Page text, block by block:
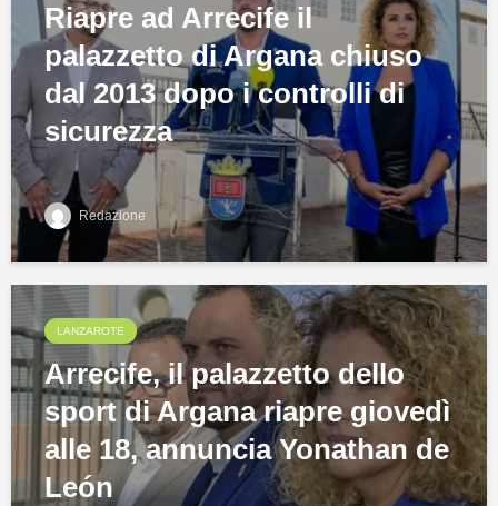
Riapre ad Arrecife il
palazzetto di Argana chiuso
dal 2013 dopo i controlli di
sicurezza
Redazione
LANZAROTE
Arrecife, il palazzetto dello
sport di Argana riapre giovedì
alle 18, annuncia Yonathan de
León